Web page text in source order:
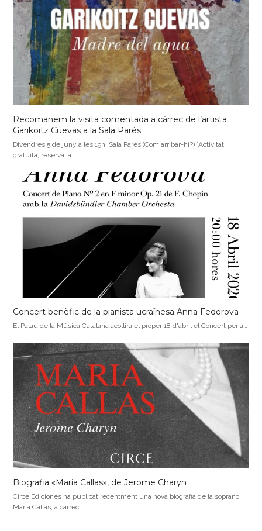
Recomanem la visita comentada a càrrec de l’artista
Garikoitz Cuevas a la Sala Parés
Divendres 5 de juny a les 19h Sala Parés (Com arribar-hi?) *Activitat
gratuïta, reserva la…
Concert benèfic de la pianista ucraïnesa Anna Fedorova
El Palau de la Música Catalana acollirà el proper 18 d'abril el Concert per a…
Biografia «Maria Callas», de Jerome Charyn
Circe Ediciones ha publicat recentment una nova biografia de la soprano
Maria Callas, a càrrec…